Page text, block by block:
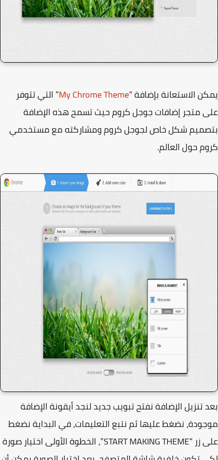
الاستعانة بإضافة “My Chrome Theme” التي تتوفر
متجر إضافات جوجل كروم حيث تسمح هذه الإضافة
شكل خاص لجوجل كروم ومشاركته مع مستخدمي
حول العالم.
تنزيل الإضافة نفتح تبويب جديد لنجد أيقونة الإضافة
نضغط عليها ثم نتبع التعليمات، في البداية نضغط
على زر “START MAKING THEME”، الخطوة الأولى اختيار صورة